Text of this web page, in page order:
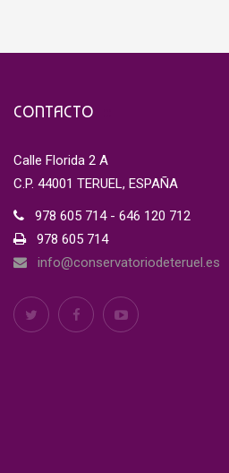
CONTACTO
Calle Florida 2 A
C.P. 44001 TERUEL, ESPAÑA
978 605 714 - 646 120 712
978 605 714
info@conservatoriodeteruel.es